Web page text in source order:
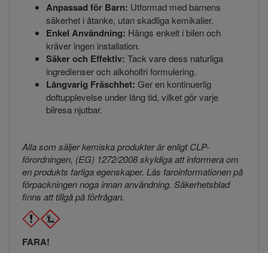
Anpassad för Barn: Utformad med barnens
säkerhet i åtanke, utan skadliga kemikalier.
Enkel Användning: Hängs enkelt i bilen och
kräver ingen installation.
Säker och Effektiv: Tack vare dess naturliga
ingredienser och alkoholfri formulering.
Långvarig Fräschhet: Ger en kontinuerlig
doftupplevelse under lång tid, vilket gör varje
bilresa njutbar.
Alla som säljer kemiska produkter är enligt CLP-
förordningen, (EG) 1272/2008 skyldiga att informera om
en produkts farliga egenskaper. Läs faroinformationen på
förpackningen noga innan användning. Säkerhetsblad
finns att tillgå på förfrågan.
FARA!